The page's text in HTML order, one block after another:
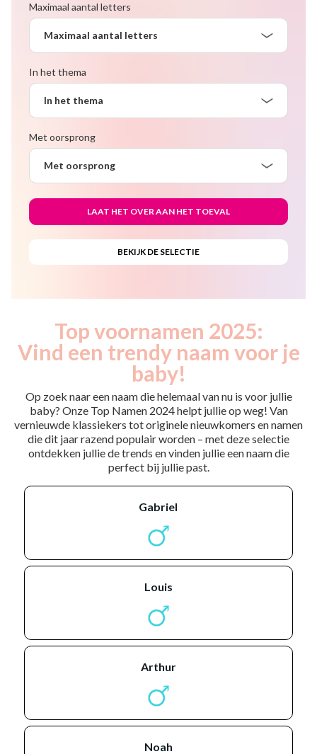
Maximaal aantal letters
Maximaal aantal letters
In het thema
In het thema
Met oorsprong
Met oorsprong
Top voornamen 2025:
Vind een trendy naam voor je
baby!
Op zoek naar een naam die helemaal van nu is voor jullie
baby? Onze Top Namen 2024 helpt jullie op weg! Van
vernieuwde klassiekers tot originele nieuwkomers en namen
die dit jaar razend populair worden – met deze selectie
ontdekken jullie de trends en vinden jullie een naam die
perfect bij jullie past.
gabriel
louis
arthur
noah